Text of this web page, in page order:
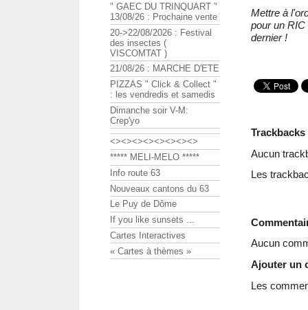
Mettre à
pour un
dernier !
Trackbacks
Aucun
Les
Aucun
Ajouter un
Les
" GAEC DU TRINQUART "
13/08/26 : Prochaine vente
20->22/08/2026 : Festival
des insectes (
VISCOMTAT )
21/08/26 : MARCHE D'ETE
PIZZAS " Click & Collect "
: les vendredis et samedis
Dimanche soir V-M:
Crep'yo
<><><><><><><><>
***** MELI-MELO *****
Info route 63
Nouveaux cantons du 63
Le Puy de Dôme
If you like sunsets ...
Cartes Interactives
« Cartes à thèmes »